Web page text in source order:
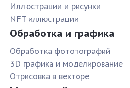
Иллюстрации и рисунки
NFT иллюстрации
Обработка и графика
Обработка фототографий
3D графика и моделирование
Отрисовка в векторе